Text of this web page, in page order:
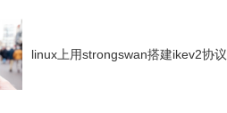
linux上用strongswan搭建ikev2协